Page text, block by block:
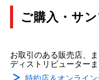
ご購入・サ
お取引のある販売店、
ディストリビューターま
特約店＆オンライ